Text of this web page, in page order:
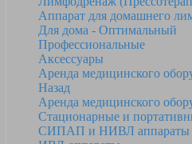
Аппарат для домашнего
Для дома - Оптимальный
Профессиональные
Аксессуары
Аренда медицинского
Назад
Аренда медицинского
Стационарные и
СИПАП и НИВЛ аппараты